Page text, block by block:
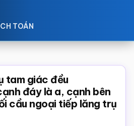
TOÁN
tam giác đều
đáy là a, cạnh bên
cầu ngoại tiếp lăng trụ